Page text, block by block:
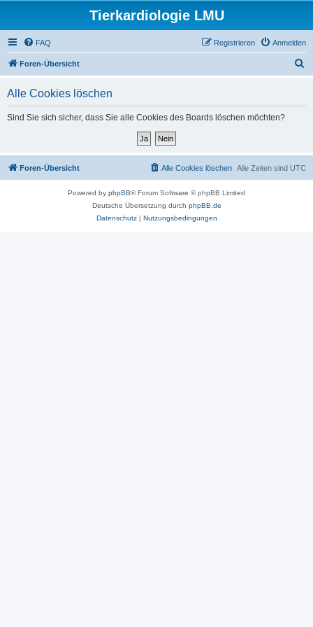
Tierkardiologie LMU
FAQ Anmelden
Registrieren
Foren-Übersicht
Alle Cookies löschen
Sind Sie sich sicher, dass Sie alle Cookies des Boards löschen möchten?
Foren-Übersicht Alle Zeiten sind UTC
Alle Cookies löschen
Powered by phpBB® Forum Software © phpBB Limited
Deutsche Übersetzung durch phpBB.de
Datenschutz| Nutzungsbedingungen